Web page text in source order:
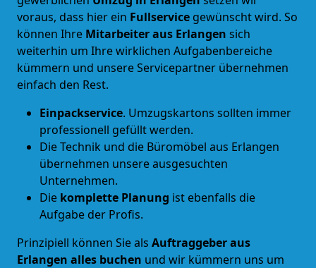
voraus, dass hier ein Fullservice gewünscht wird. So
können Ihre Mitarbeiter aus Erlangen sich
weiterhin um Ihre wirklichen Aufgabenbereiche
kümmern und unsere Servicepartner übernehmen
einfach den Rest.
Einpackservice. Umzugskartons sollten immer
professionell gefüllt werden.
Die Technik und die Büromöbel aus Erlangen
übernehmen unsere ausgesuchten
Unternehmen.
Die komplette Planung ist ebenfalls die
Aufgabe der Profis.
Prinzipiell können Sie als Auftraggeber aus
Erlangen alles buchen und wir kümmern uns um